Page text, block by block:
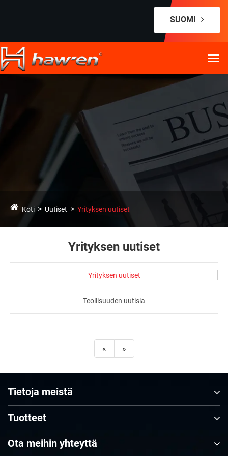
SUOMI
Koti Uutiset Yrityksen uutiset
Yrityksen uutiset
Yrityksen uutiset
Teollisuuden uutisia
« »
Tietoja meistä
Tuotteet
Ota meihin yhteyttä